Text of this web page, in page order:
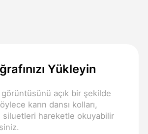
Yükleyin
açık bir şekilde
karın dansı kolları,
siluetleri hareketle okuyabilir